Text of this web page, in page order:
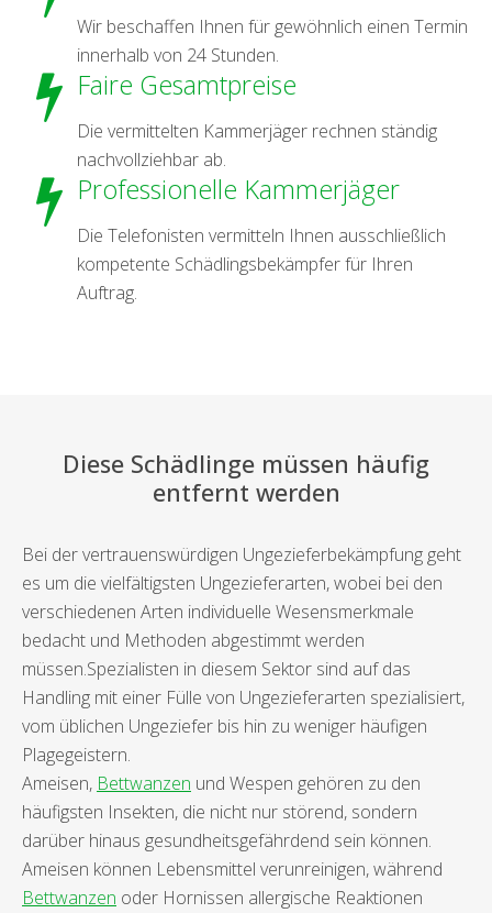
Wir beschaffen Ihnen für gewöhnlich einen Termin
innerhalb von 24 Stunden.
Faire Gesamtpreise
Die vermittelten Kammerjäger rechnen ständig
nachvollziehbar ab.
Professionelle Kammerjäger
Die Telefonisten vermitteln Ihnen ausschließlich
kompetente Schädlingsbekämpfer für Ihren
Auftrag.
Diese Schädlinge müssen häufig
entfernt werden
Bei der vertrauenswürdigen Ungezieferbekämpfung geht
es um die vielfältigsten Ungezieferarten, wobei bei den
verschiedenen Arten individuelle Wesensmerkmale
bedacht und Methoden abgestimmt werden
müssen.Spezialisten in diesem Sektor sind auf das
Handling mit einer Fülle von Ungezieferarten spezialisiert,
vom üblichen Ungeziefer bis hin zu weniger häufigen
Plagegeistern.
Ameisen, Bettwanzen und Wespen gehören zu den
häufigsten Insekten, die nicht nur störend, sondern
darüber hinaus gesundheitsgefährdend sein können.
Ameisen können Lebensmittel verunreinigen, während
Bettwanzen oder Hornissen allergische Reaktionen